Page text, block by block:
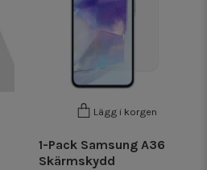
Lägg i korgen
1-Pack Samsung A36
Skärmskydd